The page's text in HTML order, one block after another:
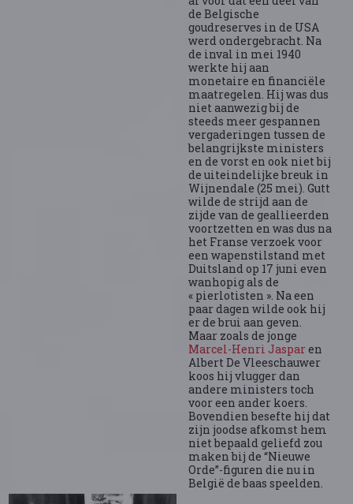
de Belgische
goudreserves in de USA
werd ondergebracht. Na
de inval in mei 1940
werkte hij aan
monetaire en financiële
maatregelen. Hij was dus
niet aanwezig bij de
steeds meer gespannen
vergaderingen tussen de
belangrijkste ministers
en de vorst en ook niet bij
de uiteindelijke breuk in
Wijnendale (25 mei). Gutt
wilde de strijd aan de
zijde van de geallieerden
voortzetten en was dus na
het Franse verzoek voor
een wapenstilstand met
Duitsland op 17 juni even
wanhopig als de
« pierlotisten ». Na een
paar dagen wilde ook hij
er de brui aan geven.
Maar zoals de jonge
Marcel-Henri Jasparen
Albert De Vleeschauwer
koos hij vlugger dan
andere ministers toch
voor een ander koers.
Bovendien besefte hij dat
zijn joodse afkomst hem
niet bepaald geliefd zou
maken bij de “Nieuwe
Orde”-figuren die nu in
België de baas speelden.